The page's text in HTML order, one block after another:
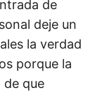
de
deje un
la verdad
porque la
de que